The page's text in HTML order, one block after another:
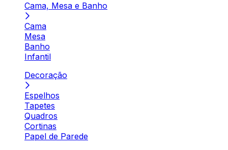
Cama, Mesa e Banho
Cama
Mesa
Banho
Infantil
Decoração
Espelhos
Tapetes
Quadros
Cortinas
Papel de Parede